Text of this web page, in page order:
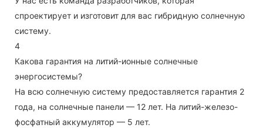
спроектирует и изготовит для вас гибридную солнечную
систему.
4
Какова гарантия на литий-ионные солнечные
энергосистемы?
На всю солнечную систему предоставляется гарантия 2
года, на солнечные панели — 12 лет. На литий-железо-
фосфатный аккумулятор — 5 лет.